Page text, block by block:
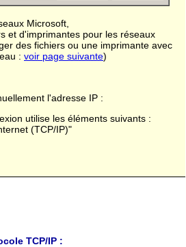
Microsoft,
et d'imprimantes pour les réseaux
des fichiers ou une imprimante avec
: voir page suivante)
l'adresse IP :
utilise les éléments suivants :
(TCP/IP)"
TCP/IP :